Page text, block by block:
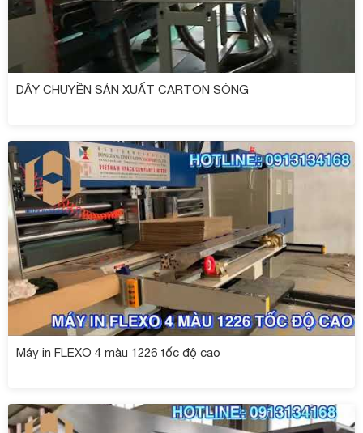
DÂY CHUYỀN SẢN XUẤT CARTON SÓNG
Máy in FLEXO 4 màu 1226 tốc độ cao